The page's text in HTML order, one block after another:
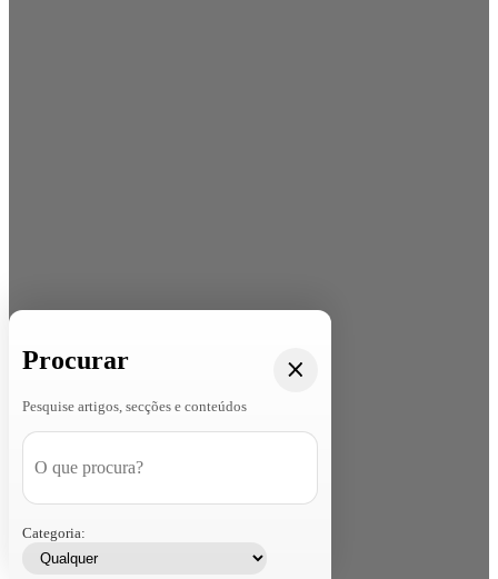
Procurar
Pesquise artigos, secções e conteúdos
Categoria: